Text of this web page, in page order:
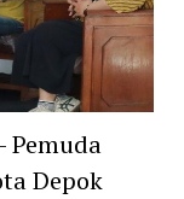
Pemuda
Depok